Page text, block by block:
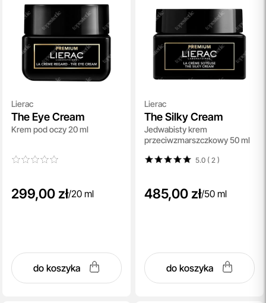
Lierac
The Eye Cream
Krem pod oczy 20 ml
299,00 zł/20 ml
do koszyka
Lierac
The Silky Cream
Jedwabisty krem
przeciwzmarszczkowy 50 ml
5.0 ( 2 )
485,00 zł/50 ml
do koszyka